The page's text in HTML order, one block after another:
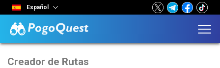
Español
Creador de Rutas